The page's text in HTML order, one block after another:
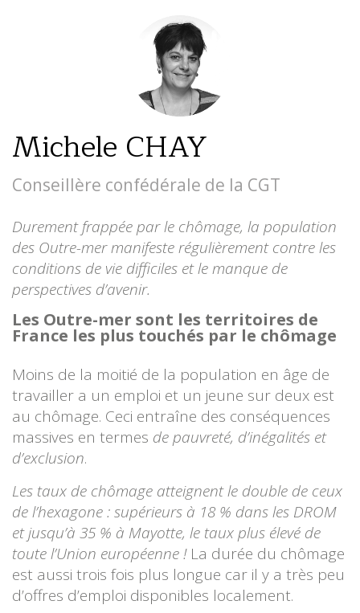
Michele CHAY
Conseillère confédérale de la CGT
Durement frappée par le chômage, la population
des Outre-mer manifeste régulièrement contre les
conditions de vie difficiles et le manque de
perspectives d’avenir.
Les Outre-mer sont les territoires de
France les plus touchés par le chômage
Moins de la moitié de la population en âge de
travailler a un emploi et un jeune sur deux est
au chômage. Ceci entraîne des conséquences
massives en termes de pauvreté, d’inégalités et
d’exclusion.
Les taux de chômage atteignent le double de ceux
de l’hexagone : supérieurs à 18 % dans les DROM
et jusqu’à 35 % à Mayotte, le taux plus élevé de
toute l’Union européenne !La durée du chômage
est aussi trois fois plus longue car il y a très peu
d’offres d’emploi disponibles localement.